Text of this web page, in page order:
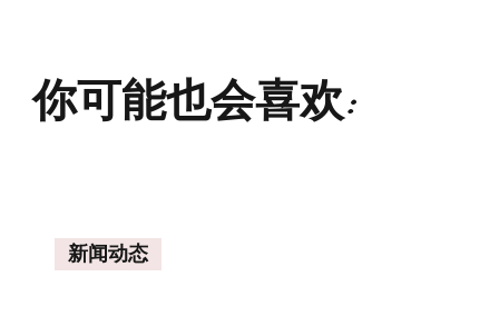
你可能也会喜欢:
新闻动态